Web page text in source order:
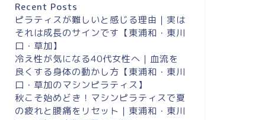
Recent Posts
ピラティスが難しいと感じる理由｜実は
それは成長のサインです【東浦和・東川
口・草加】
冷え性が気になる40代女性へ｜血流を
良くする身体の動かし方【東浦和・東川
口・草加のマシンピラティス】
秋こそ始めどき！マシンピラティスで夏
の疲れと腰痛をリセット｜東浦和・東川